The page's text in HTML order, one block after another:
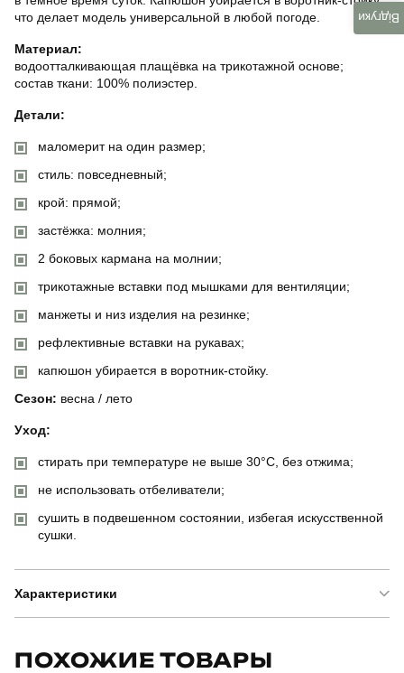
что делает модель универсальной в любой погоде.
Материал:
водоотталкивающая плащёвка на трикотажной основе;
состав ткани: 100% полиэстер.
Детали:
маломерит на один размер;
стиль: повседневный;
крой: прямой;
застёжка: молния;
2 боковых кармана на молнии;
трикотажные вставки под мышками для вентиляции;
манжеты и низ изделия на резинке;
рефлективные вставки на рукавах;
капюшон убирается в воротник-стойку.
Сезон: весна / лето
Уход:
стирать при температуре не выше 30°C, без отжима;
не использовать отбеливатели;
сушить в подвешенном состоянии, избегая искусственной
сушки.
Характеристики
ПОХОЖИЕ ТОВАРЫ
Відгуки